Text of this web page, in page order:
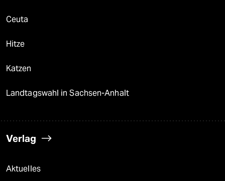
Ceuta
Hitze
Katzen
Landtagswahl in Sachsen-Anhalt
Verlag
Aktuelles